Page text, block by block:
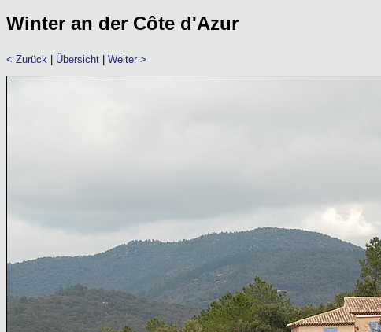
Winter an der Côte d'Azur
< Zurück Übersicht Weiter >